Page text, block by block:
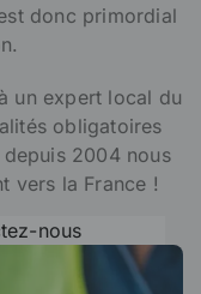
donc primordial
un expert local du
obligatoires
2004 nous
vers la France !
nous